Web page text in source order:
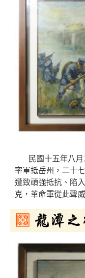
民國十五年八月
率軍抵岳州，二十
遭致頑強抵抗、陷
克，革命軍從此聲